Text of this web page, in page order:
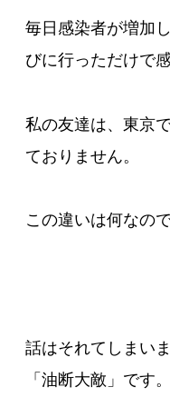
毎日感染者が増加
びに行っただけで感
私の友達は、東京
ておりません。
この違いは何なの
話はそれてしまい
「油断大敵」です。